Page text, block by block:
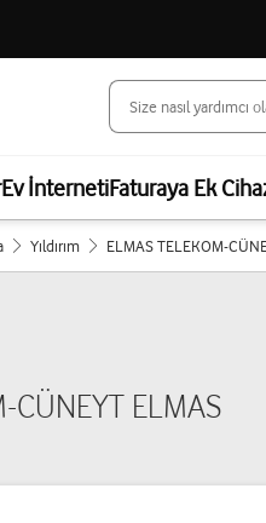
Ev İnternetiFaturaya Ek
Yıldırım ELMAS TELEKOM-
CÜNEYT ELMAS